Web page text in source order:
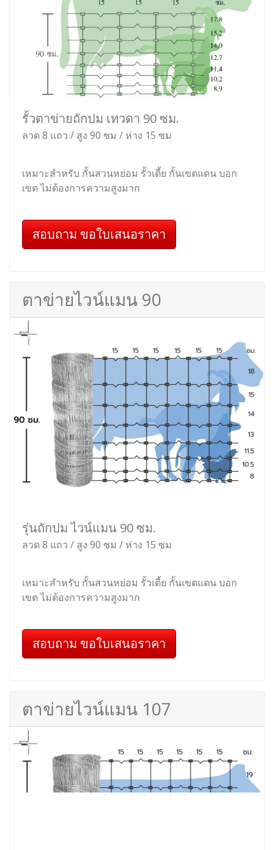
รั้วตาข่ายถักปม เทวดา 120 ซม.
ลวด 10 แถว / สูง 120 ซม / ห่าง 15 ซม
ล้อมสวน ล้อมพื้นที่รอบบ้าน
สอบถาม ขอใบเสนอราคา
ตาข่ายเทวดา 90 ซม.
รั้วตาข่ายถักปม เทวดา 90 ซม.
ลวด 8 แถว / สูง 90 ซม / ห่าง 15 ซม
เขต ไม่ต้องการความสูงมาก
สอบถาม ขอใบเสนอราคา
ตาข่ายไวน์แมน 90